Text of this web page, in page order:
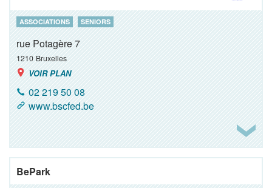
ASSOCIATIONS SENIORS
rue Potagère 7
1210 Bruxelles
VOIR PLAN
02 219 50 08
www.bscfed.be
BePark